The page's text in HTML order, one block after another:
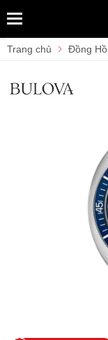
Trang chủ Đồng Hồ